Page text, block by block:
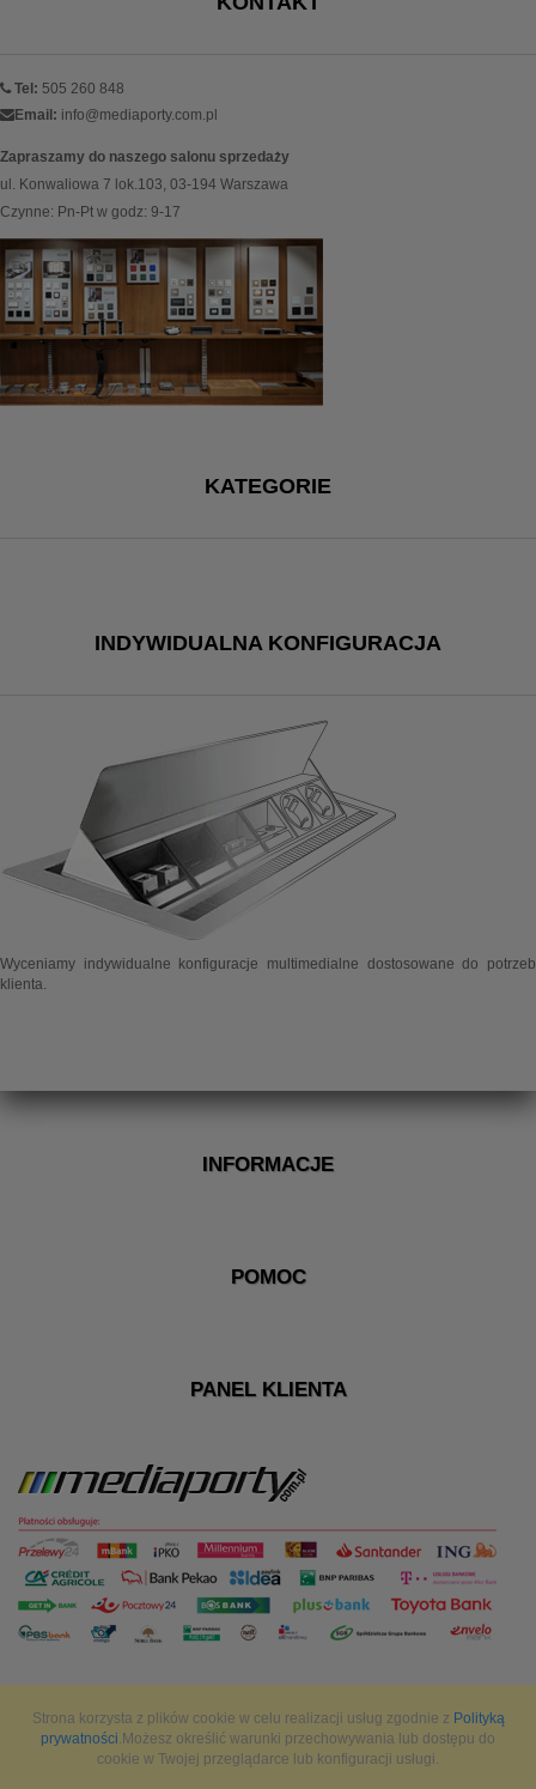
Tel: 505 260 848
Email: info@mediaporty.com.pl
Zapraszamy do naszego salonu sprzedaży
ul. Konwaliowa 7 lok.103, 03-194 Warszawa
Czynne: Pn-Pt w godz: 9-17
KATEGORIE
INDYWIDUALNA KONFIGURACJA
Wyceniamy indywidualne konfiguracje multimedialne dostosowane do potrzeb
klienta.
INFORMACJE
POMOC
PANEL KLIENTA
Strona korzysta z plików cookie w celu realizacji usług zgodnie z Polityką
prywatności.Możesz określić warunki przechowywania lub dostępu do
cookie w Twojej przeglądarce lub konfiguracji usługi.